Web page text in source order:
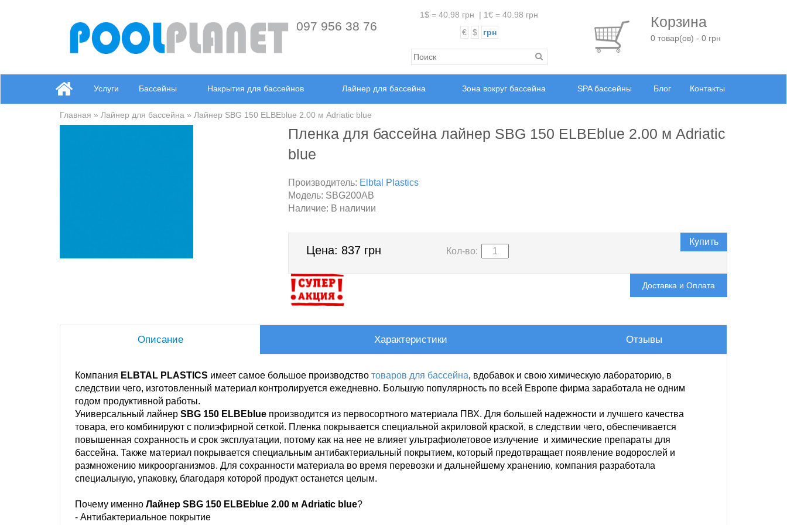
097 956 38 76
1$ = 40.98 грн | 1€ = 40.98 грн
€
$ грн
Корзина
0 товар(ов) - 0 грн
Услуги Бассейны Накрытия для бассейнов Лайнер для бассейна Зона вокруг бассейна SPA бассейны Блог Контакты
Главная » Лайнер для бассейна » Лайнер SBG 150 ELBEblue 2.00 м Adriatic blue
Пленка для бассейна лайнер SBG 150 ELBEblue 2.00 м Adriatic
blue
Производитель: Elbtal Plastics
Модель: SBG200AB
Наличие: В наличии
Цена: 837 грн Кол-во:
Купить
Доставка и Оплата
Описание Характеристики Отзывы
Компания ELBTAL PLASTICS имеет самое большое производство товаров для бассейна, вдобавок и свою химическую лабораторию, в
следствии чего, изготовленный материал контролируется ежедневно. Большую популярность по всей Европе фирма заработала не одним
годом продуктивной работы.
Универсальный лайнер SBG 150 ELBEblue производится из первосортного материала ПВХ. Для большей надежности и лучшего качества
товара, его комбинируют с полиэфирной сеткой. Пленка покрывается специальной акриловой краской, в следствии чего, обеспечивается
повышенная сохранность и срок эксплуатации, потому как на нее не влияет ультрафиолетовое излучение и химические препараты для
бассейна. Также материал покрывается специальным антибактериальный покрытием, который предотвращает появление водорослей и
размножению микроорганизмов. Для сохранности материала во время перевозки и дальнейшему хранению, компания разработала
специальную, упаковку, благодаря которой продукт останется целым.
Почему именно Лайнер SBG 150 ELBEblue 2.00 м Adriatic blue?
- Антибактериальное покрытие